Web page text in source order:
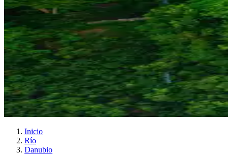
Inicio
Río
Danubio